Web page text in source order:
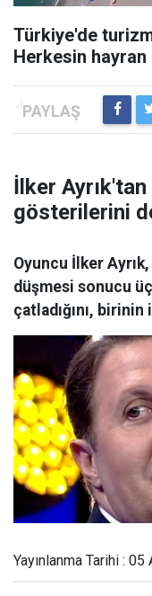
Türkiye'de
Herkesin hayran
İlker
gösterilerini
Oyuncu İlker
düşmesi sonucu
çatladığını, birinin
Yayınlanma Tarihi :